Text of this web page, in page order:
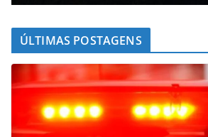
ÚLTIMAS POSTAGENS